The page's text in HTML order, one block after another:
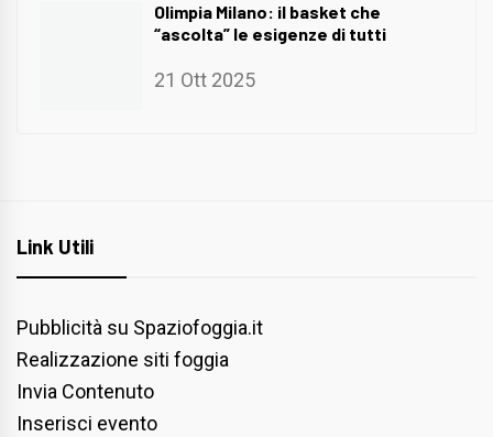
Olimpia Milano: il basket che
“ascolta” le esigenze di tutti
21 Ott 2025
Link Utili
Pubblicità su Spaziofoggia.it
Realizzazione siti foggia
Invia Contenuto
Inserisci evento